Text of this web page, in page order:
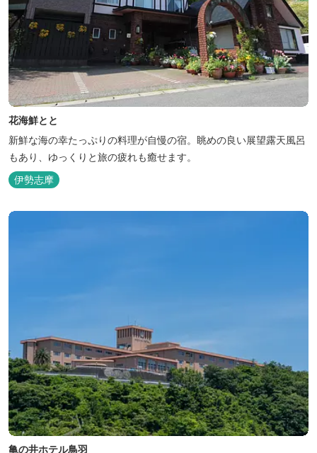
花海鮮とと
新鮮な海の幸たっぷりの料理が自慢の宿。眺めの良い展望露天風呂
もあり、ゆっくりと旅の疲れも癒せます。
伊勢志摩
亀の井ホテル鳥羽